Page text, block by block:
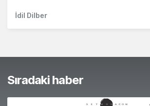
İdil Dilber
Sıradaki haber